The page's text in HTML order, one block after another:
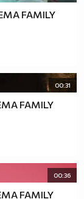
FAMILY
00:31
FAMILY
00:36
FAMILY